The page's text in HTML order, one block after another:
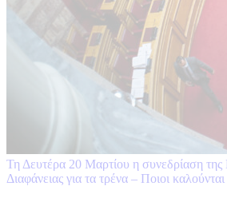
Τη Δευτέρα 20 Μαρτίου η συνεδρίαση
Διαφάνειας για τα τρένα – Ποιοι